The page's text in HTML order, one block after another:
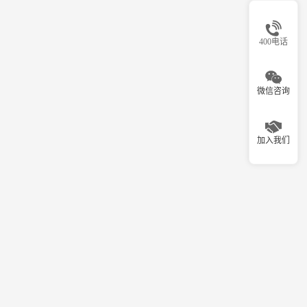
400电话
微信咨询
加入我们